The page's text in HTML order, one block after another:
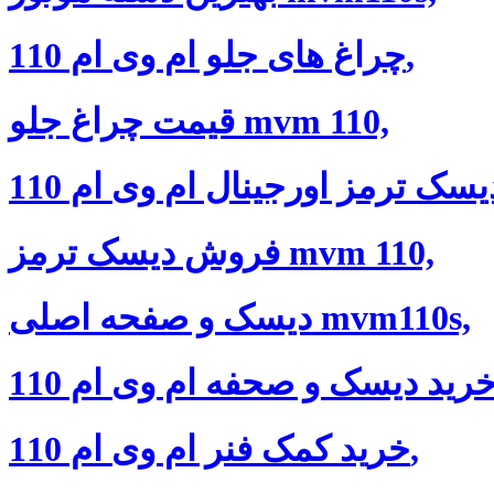
چراغ های جلو ام وی ام 110,
قیمت چراغ جلو mvm 110,
فروش دیسک ترمز mvm 110,
دیسک و صفحه اصلی mvm110s,
خرید کمک فنر ام وی ام 110,